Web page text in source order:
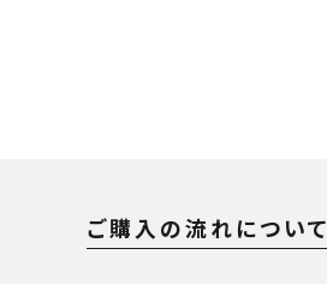
ご購入の流れについて